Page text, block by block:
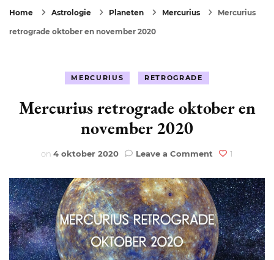
Home Astrologie Planeten Mercurius Mercurius
retrograde oktober en november 2020
MERCURIUS RETROGRADE
Mercurius retrograde oktober en
november 2020
on 4 oktober 2020 Leave a Comment on
retrograde
oktober
en
november
2020
1